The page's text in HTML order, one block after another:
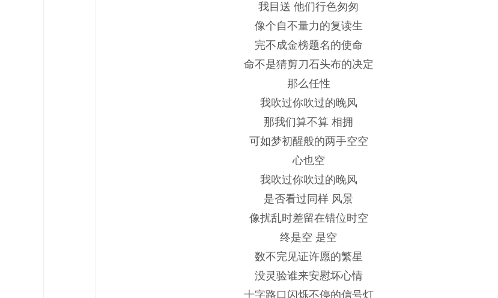
我目送 他们行色匆匆
像个自不量力的复读生
完不成金榜题名的使命
命不是猜剪刀石头布的决定
那么任性
我吹过你吹过的晚风
那我们算不算 相拥
可如梦初醒般的两手空空
心也空
我吹过你吹过的晚风
是否看过同样 风景
像扰乱时差留在错位时空
终是空 是空
数不完见证许愿的繁星
没灵验谁来安慰坏心情
十字路口闪烁不停的信号灯